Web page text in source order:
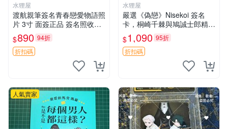
水狸屋
渡航親筆簽名青春戀愛物語照
片 3寸 面簽正品 簽名照收藏
推薦 電腦 動畫 原創漫畫
$890 94折
折扣碼
水狸屋
嚴選《偽戀》Nisekoi 簽名
卡，桐崎千棘與鳩誠士郎精美
周邊，3寸日版中古帶原裝卡
磚，國內直郵 偽戀 Nisekoi
簽名卡 桐崎千棘
$1,090 95折
折扣碼
人氣賣家